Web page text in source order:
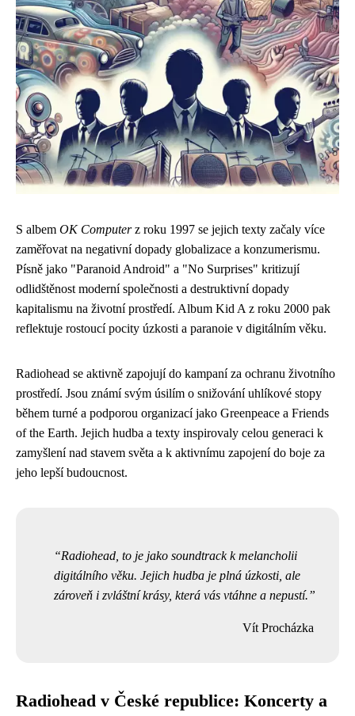
S albem OK Computerz roku 1997 se jejich texty začaly více
zaměřovat na negativní dopady globalizace a konzumerismu.
Písně jako "Paranoid Android" a "No Surprises" kritizují
odlidštěnost moderní společnosti a destruktivní dopady
kapitalismu na životní prostředí. Album Kid A z roku 2000 pak
reflektuje rostoucí pocity úzkosti a paranoie v digitálním věku.
Radiohead se aktivně zapojují do kampaní za ochranu životního
prostředí. Jsou známí svým úsilím o snižování uhlíkové stopy
během turné a podporou organizací jako Greenpeace a Friends
of the Earth. Jejich hudba a texty inspirovaly celou generaci k
zamyšlení nad stavem světa a k aktivnímu zapojení do boje za
jeho lepší budoucnost.
Radiohead, to je jako soundtrack k melancholii
digitálního věku. Jejich hudba je plná úzkosti, ale
zároveň i zvláštní krásy, která vás vtáhne a nepustí.
Vít Procházka
Radiohead v České republice: Koncerty a